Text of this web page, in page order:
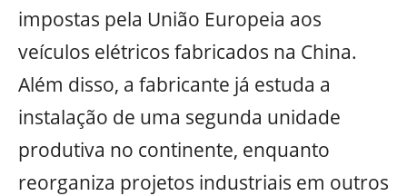
impostas pela União Europeia aos
veículos elétricos fabricados na China.
Além disso, a fabricante já estuda a
instalação de uma segunda unidade
produtiva no continente, enquanto
reorganiza projetos industriais em outros